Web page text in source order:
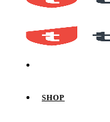
SHOP